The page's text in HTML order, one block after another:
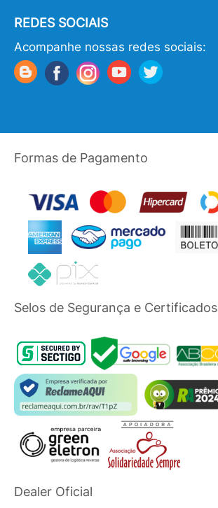
REDES SOCIAIS
Acompanhe nossas redes sociais:
Formas de Pagamento
Selos de Segurança e Certificados
Dealer Oficial